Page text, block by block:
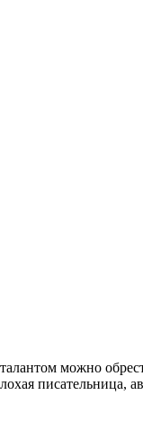
можно
писательница,